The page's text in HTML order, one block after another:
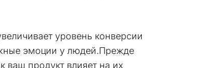
уровень конверсии
эмоции у людей.Прежде
ваш продукт влияет на их